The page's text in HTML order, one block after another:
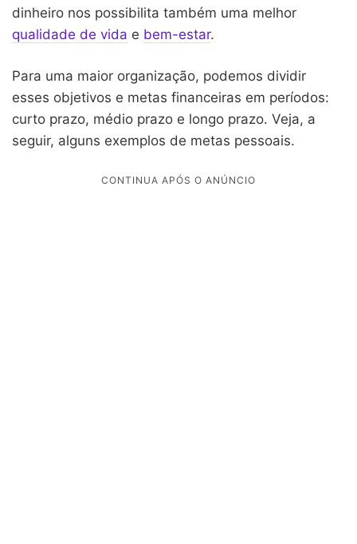
dinheiro nos possibilita também uma melhor
qualidade de vida e bem-estar.
Para uma maior organização, podemos dividir
esses objetivos e metas financeiras em períodos:
curto prazo, médio prazo e longo prazo. Veja, a
seguir, alguns exemplos de metas pessoais.